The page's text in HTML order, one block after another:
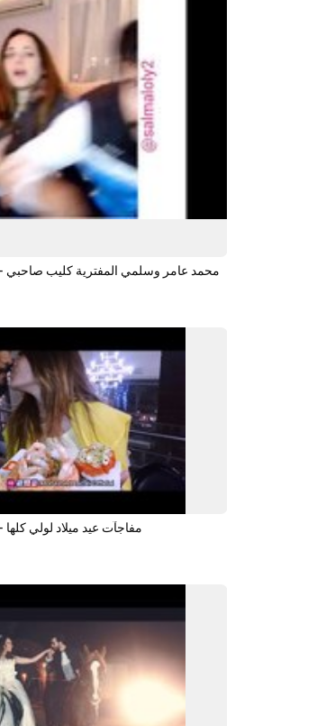
Mohamed Aamer - مفاجآت عيد ميلاد لولي كلها